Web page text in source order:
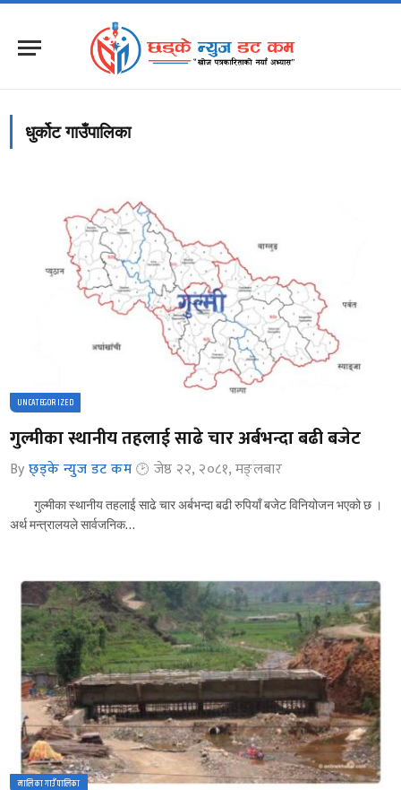
धुर्कोट गाउँपालिका
UNCATEGORIZED
गुल्मीका स्थानीय तहलाई साढे चार अर्बभन्दा बढी बजेट
By छ्ड्के न्युज डट कम जेष्ठ २२, २०८१, मङ्लबार
गुल्मीका स्थानीय तहलाई साढे चार अर्बभन्दा बढी रुपियाँ बजेट विनियोजन भएको छ ।
अर्थ मन्त्रालयले सार्वजनिक…
मालिका गाउँपालिका